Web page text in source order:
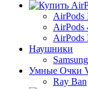
AirPods
AirPods
AirPods
Наушники
Samsung
Умные Очки
Ray Ban